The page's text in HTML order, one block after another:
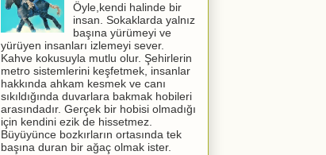
Öyle,kendi halinde bir
insan. Sokaklarda yalnız
başına yürümeyi ve
yürüyen insanları izlemeyi sever.
Kahve kokusuyla mutlu olur. Şehirlerin
metro sistemlerini keşfetmek, insanlar
hakkında ahkam kesmek ve canı
sıkıldığında duvarlara bakmak hobileri
arasındadır. Gerçek bir hobisi olmadığı
için kendini ezik de hissetmez.
Büyüyünce bozkırların ortasında tek
başına duran bir ağaç olmak ister.